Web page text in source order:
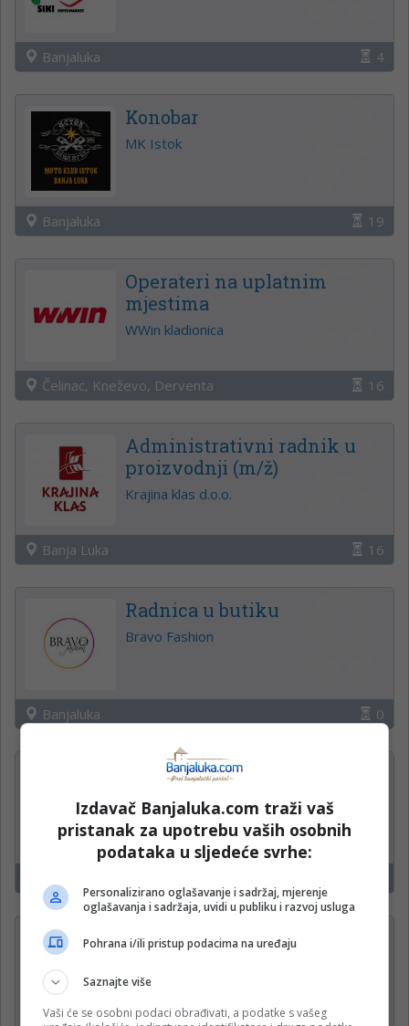
Banjaluka 4
Konobar
MK Istok
Banjaluka 19
Operateri na uplatnim
mjestima
WWin kladionica
Čelinac, Kneževo, Derventa 16
Administrativni radnik u
proizvodnji (m/ž)
Krajina klas d.o.o.
Banja Luka 16
Radnica u butiku
Bravo Fashion
Banjaluka 0
PROJEKTANT —
ODRŽAVANJE OBJEKATA (m/
ž)
Krajina klas d.o.o.
Operateri na uplatnim
Mozzart
Izdavač Banjaluka.com traži vaš
pristanak za upotrebu vaših osobnih
podataka u sljedeće svrhe:
Personalizirano oglašavanje i sadržaj, mjerenje
oglašavanja i sadržaja, uvidi u publiku i razvoj usluga
Pohrana i/ili pristup podacima na uređaju
Saznajte više
Vaši će se osobni podaci obrađivati, a podatke s vašeg